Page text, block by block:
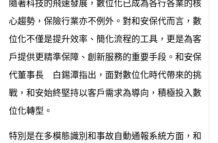
隨著科技的飛速發展，數位化已成為各行各業的核
心趨勢，保險行業亦不例外。對和安保代而言，數
位化不僅是提升效率、簡化流程的工具，更是為客
戶提供更精準保障、創新服務的重要手段。和安保
代董事長 白錫潭指出，面對數位化時代帶來的挑
戰，和安始終堅持以客戶需求為導向，積極投入數
位化轉型。
特別是在多模態識別和事故自動通報系統方面，和